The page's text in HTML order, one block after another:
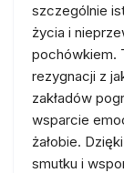
szczególnie
życia i
pochówkiem.
rezygnacji z
zakładów
wsparcie
żałobie.
smutku i